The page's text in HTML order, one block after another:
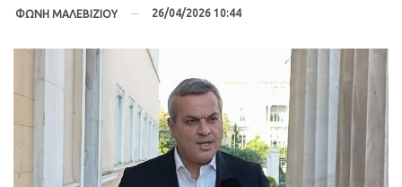
ΦΩΝΗ ΜΑΛΕΒΙΖΙΟΥ 26/04/2026 10:44